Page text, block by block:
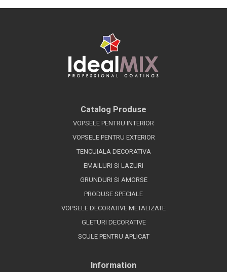
Catalog Produse
VOPSELE PENTRU INTERIOR
VOPSELE PENTRU EXTERIOR
TENCUIALA DECORATIVA
EMAILURI SI LAZURI
GRUNDURI SI AMORSE
PRODUSE SPECIALE
VOPSELE DECORATIVE METALIZATE
GLETURI DECORATIVE
SCULE PENTRU APLICAT
Information